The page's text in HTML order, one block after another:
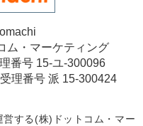
ム・マーケティング
番号 15-ユ-300096
理番号 派 15-300424
する(株)ドットコム・マー